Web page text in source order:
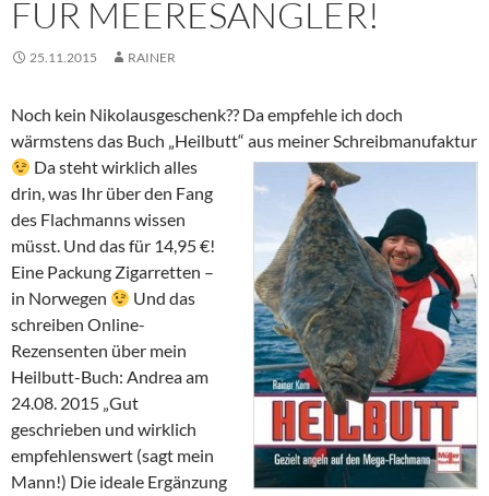
FÜR MEERESANGLER!
25.11.2015 RAINER
Noch kein Nikolausgeschenk?? Da empfehle ich doch
wärmstens das Buch „Heilbutt“ aus meiner Schreibmanufaktur
Da steht wirklich alles
drin, was Ihr über den Fang
des Flachmanns wissen
müsst. Und das für 14,95 €!
Eine Packung Zigarretten –
in Norwegen
Und das
schreiben Online-
Rezensenten über mein
Heilbutt-Buch: Andrea am
24.08. 2015 „Gut
geschrieben und wirklich
empfehlenswert (sagt mein
Mann!) Die ideale Ergänzung